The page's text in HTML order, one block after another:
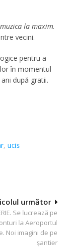
la maxim.
vecini.
pentru a
în momentul
după gratii.
,ucis
următor
Se lucrează pe
la Aeroportul
Noi imagini de pe
șantier